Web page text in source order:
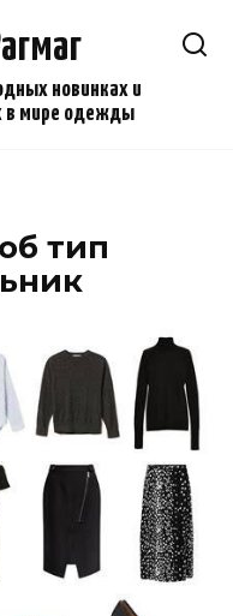
новинках и
в мире одежды
тип